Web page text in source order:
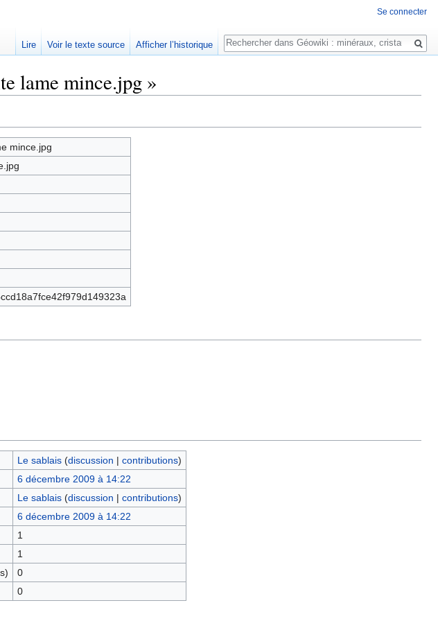
lame mince.jpg »
mince.jpg
Le sablais (discussion | contributions)
6 décembre 2009 à 14:22
Le sablais (discussion | contributions)
6 décembre 2009 à 14:22
1
1
0
0
Se connecter
Lire Voir le texte source Afficher l’historique
Rechercher